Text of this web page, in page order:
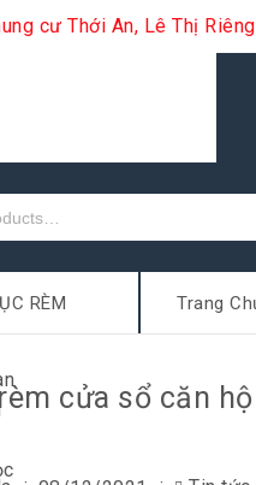
cư Thới An, Lê Thị
RÈM Trang
cửa sổ căn